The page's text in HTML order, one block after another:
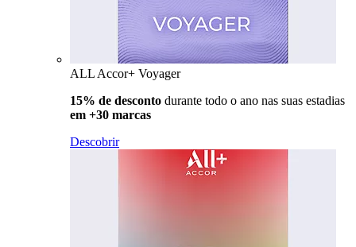
ALL Accor+ Voyager
15% de desconto durante todo o ano nas suas estadias
em +30 marcas
Descobrir